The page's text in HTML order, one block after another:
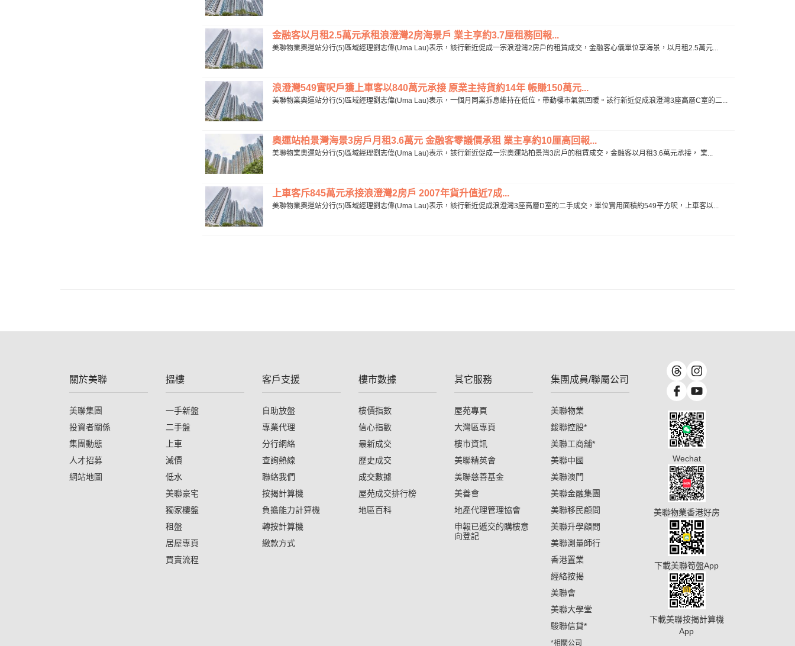
金融客以月租2.5萬元承租浪澄灣2房海景戶 業主享約3.7厘租務回報...
美聯物業奧運站分行(5)區域經理劉志偉(Uma Lau)表示，該行新近促成一宗浪澄灣2房戶的租賃成交，金融客心儀單位享海景，以月租2.5萬元...
浪澄灣549實呎戶獲上車客以840萬元承接 原業主持貨約14年 帳賺150萬元...
美聯物業奧運站分行(5)區域經理劉志偉(Uma Lau)表示，一個月同業拆息維持在低位，帶動樓市氣氛回暖。該行新近促成浪澄灣3座高層C室的二...
奧運站柏景灣海景3房戶月租3.6萬元 金融客零議價承租 業主享約10厘高回報...
美聯物業奧運站分行(5)區域經理劉志偉(Uma Lau)表示，該行新近促成一宗奧運站柏景灣3房戶的租賃成交，金融客以月租3.6萬元承接， 業...
上車客斥845萬元承接浪澄灣2房戶 2007年貨升值近7成...
美聯物業奧運站分行(5)區域經理劉志偉(Uma Lau)表示，該行新近促成浪澄灣3座高層D室的二手成交，單位實用面積約549平方呎，上車客以...
關於美聯
美聯集團
投資者關係
集團動態
人才招募
網站地圖
搵樓
一手新盤
二手盤
上車
減價
低水
美聯豪宅
獨家樓盤
租盤
居屋專頁
買賣流程
客戶支援
自助放盤
專業代理
分行網絡
查詢熱線
聯絡我們
按揭計算機
負擔能力計算機
轉按計算機
繳款方式
樓市數據
樓價指數
信心指數
最新成交
歷史成交
成交數據
屋苑成交排行榜
地區百科
其它服務
屋苑專頁
大灣區專頁
樓市資訊
美聯精英會
美聯慈善基金
美善會
地產代理管理協會
申報已遞交的購樓意
向登記
集團成員/聯屬公司
美聯物業
鋑聯控股*
美聯工商舖*
美聯中國
美聯澳門
美聯金融集團
美聯移民顧問
美聯升學顧問
美聯測量師行
香港置業
經絡按揭
美聯會
美聯大學堂
駿聯信貸*
*相關公司
Wechat
美聯物業香港好房
下載美聯筍盤App
下載美聯按揭計算機
App